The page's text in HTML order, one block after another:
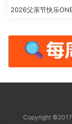
2026父亲节快乐
Copyright